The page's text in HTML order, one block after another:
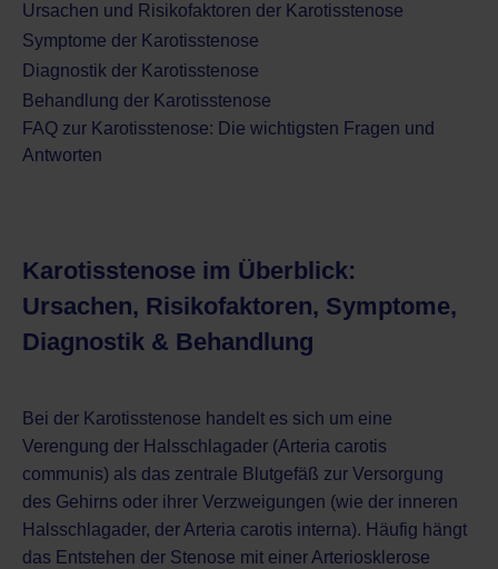
Ursachen und Risikofaktoren der Karotisstenose
Symptome der Karotisstenose
Diagnostik der Karotisstenose
Behandlung der Karotisstenose
FAQ zur Karotisstenose: Die wichtigsten Fragen und
Antworten
Karotisstenose im Überblick:
Ursachen, Risikofaktoren, Symptome,
Diagnostik & Behandlung
Bei der Karotisstenose handelt es sich um eine
Verengung der Halsschlagader (Arteria carotis
communis) als das zentrale Blutgefäß zur Versorgung
des Gehirns oder ihrer Verzweigungen (wie der inneren
Halsschlagader, der Arteria carotis interna). Häufig hängt
das Entstehen der Stenose mit einerArteriosklerose